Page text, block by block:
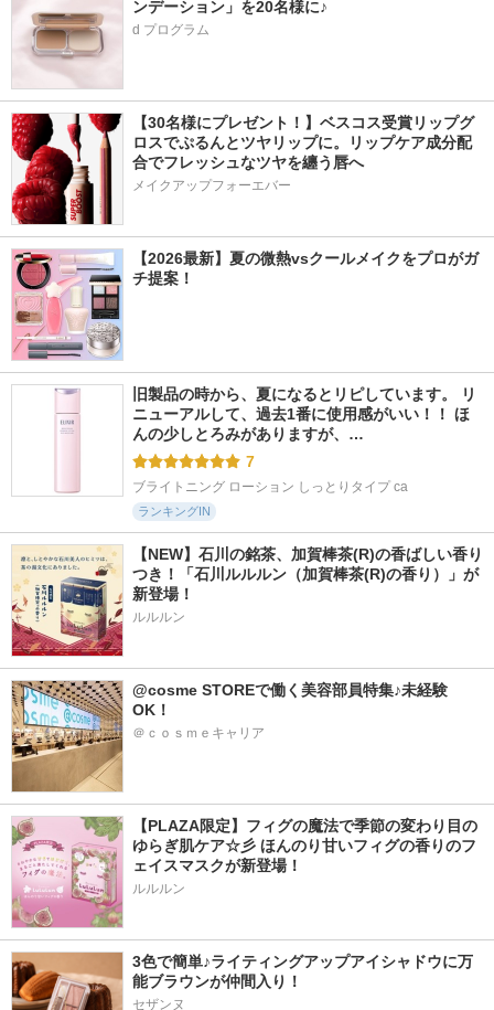
ンデーション」を20名様に♪
d プログラム
【30名様にプレゼント！】ベスコス受賞リップグ
ロスでぷるんとツヤリップに。リップケア成分配
合でフレッシュなツヤを纏う唇へ
メイクアップフォーエバー
【2026最新】夏の微熱vsクールメイクをプロがガ
チ提案！
旧製品の時から、夏になるとリピしています。 リ
ニューアルして、過去1番に使用感がいい！！ ほ
んの少しとろみがありますが、…
7
ブライトニング ローション しっとりタイプ ca
ランキングIN
【NEW】石川の銘茶、加賀棒茶(R)の香ばしい香り
つき！「石川ルルルン（加賀棒茶(R)の香り）」が
新登場！
ルルルン
@cosme STOREで働く美容部員特集♪未経験
OK！
＠ｃｏｓｍｅキャリア
【PLAZA限定】フィグの魔法で季節の変わり目の
ゆらぎ肌ケア☆彡 ほんのり甘いフィグの香りのフ
ェイスマスクが新登場！
ルルルン
3色で簡単♪ライティングアップアイシャドウに万
能ブラウンが仲間入り！
セザンヌ